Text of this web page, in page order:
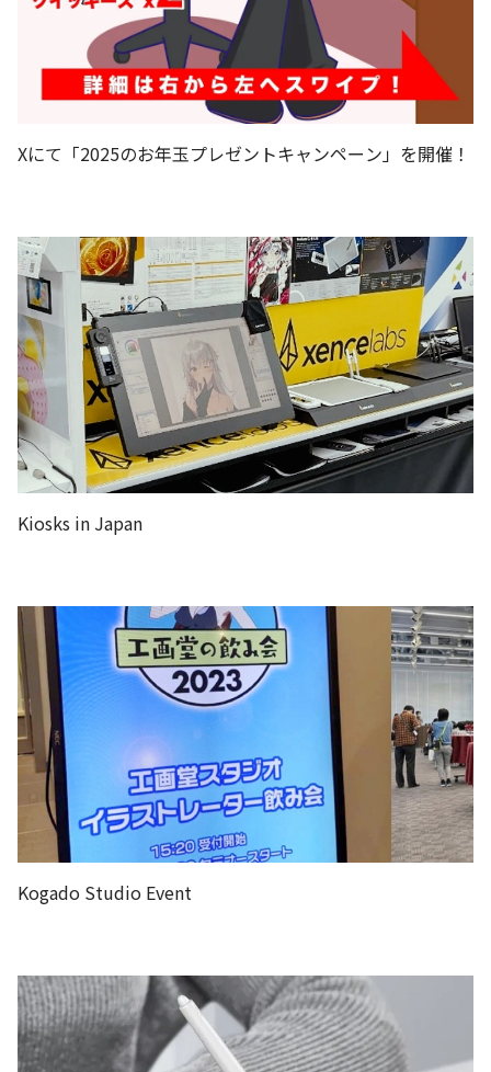
Xにて「2025のお年玉プレゼントキャンペーン」を開催！
Kiosks in Japan
Kogado Studio Event